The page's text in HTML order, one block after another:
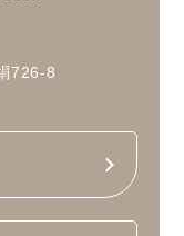
726-8